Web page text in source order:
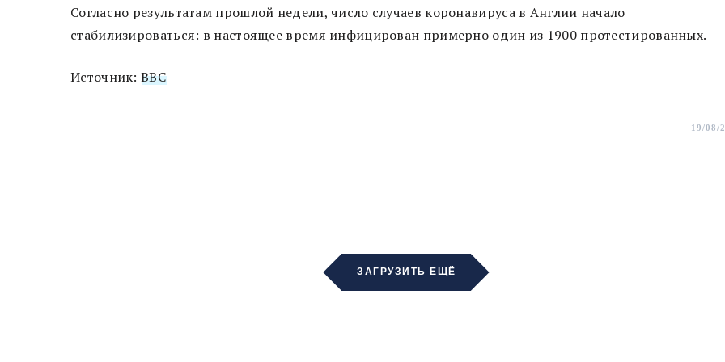
Согласно результатам прошлой недели, число случаев коронавируса в Англии начало
стабилизироваться: в настоящее время инфицирован примерно один из 1900 протестированных.
Источник: BBC
19/08/
ЗАГРУЗИТЬ ЕЩЁ